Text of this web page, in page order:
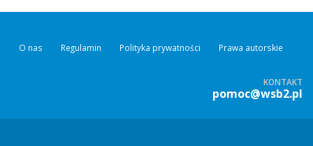
O nas Regulamin Polityka prywatności Prawa autorskie
KONTAKT
pomoc@wsb2.pl